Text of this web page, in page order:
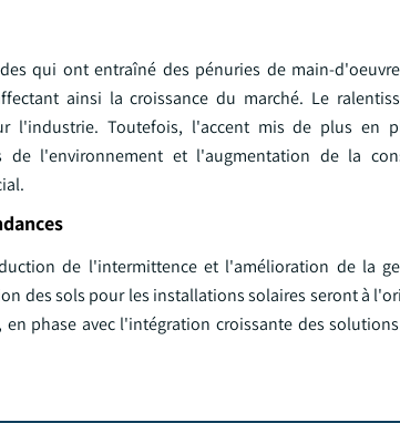
qui ont entraîné des pénuries de main-
ainsi la croissance du marché. Le
l'industrie. Toutefois, l'accent mis de plus en
de l'environnement et l'augmentation de la
de l'intermittence et l'amélioration de la
des sols pour les installations solaires seront à
phase avec l'intégration croissante des